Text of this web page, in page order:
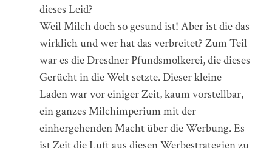
dieses Leid?
Weil Milch doch so gesund ist! Aber ist die das
wirklich und wer hat das verbreitet? Zum Teil
war es die Dresdner Pfundsmolkerei, die dieses
Gerücht in die Welt setzte. Dieser kleine
Laden war vor einiger Zeit, kaum vorstellbar,
ein ganzes Milchimperium mit der
einhergehenden Macht über die Werbung. Es